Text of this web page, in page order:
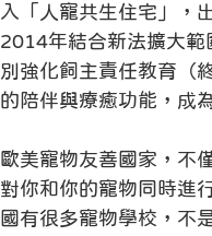
入「人寵共生住宅」，
2014年結合新法擴大範
別強化飼主責任教育（
的陪伴與療癒功能，成
歐美寵物友善國家，不
對你和你的寵物同時進
國有很多寵物學校，不